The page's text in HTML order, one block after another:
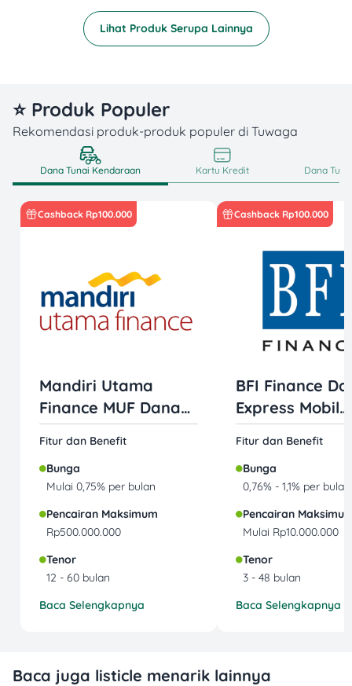
Lihat Produk Serupa Lainnya
⭐ Produk Populer
Rekomendasi produk-produk populer di Tuwaga
Dana Tunai Kendaraan Kartu Kredit Dana
Cashback Rp100.000
Mandiri Utama
Finance MUF Dana
Mobil
Fitur dan Benefit
Bunga
Mulai 0,75% per bulan
Pencairan Maksimum
Rp500.000.000
Tenor
12 - 60 bulan
Baca Selengkapnya
Cashback Rp100.000
BFI Finance
Express Mobil
Jaminan BPKB
Fitur dan Benefit
Bunga
0,76% - 1,1% per bulan
Pencairan
Mulai Rp10.000.000
Tenor
3 - 48 bulan
Baca Selengkapnya
Baca juga listicle menarik lainnya